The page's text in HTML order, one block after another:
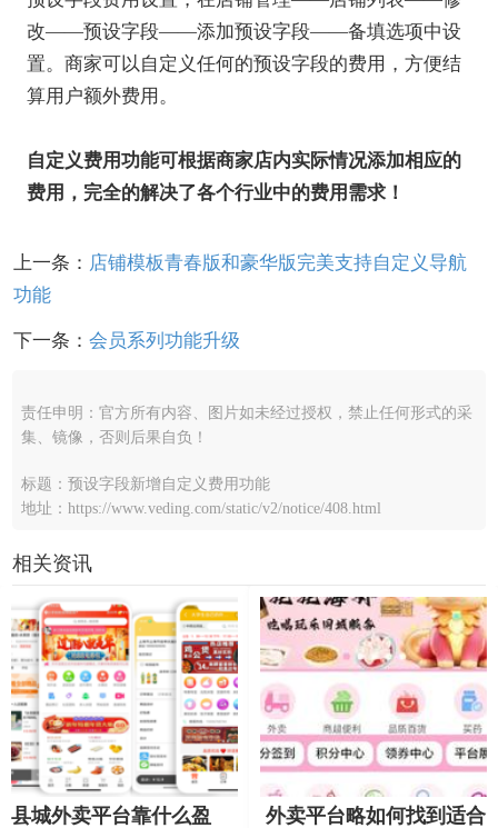
改——预设字段——添加预设字段——备填选项中设
置。商家可以自定义任何的预设字段的费用，方便结
算用户额外费用。
自定义费用功能可根据商家店内实际情况添加相应的
费用，完全的解决了各个行业中的费用需求！
上一条： 店铺模板青春版和豪华版完美支持自定义导航
功能
下一条： 会员系列功能升级
责任申明：官方所有内容、图片如未经过授权，禁止任何形式的采
集、镜像，否则后果自负！
标题：预设字段新增自定义费用功能
地址：https://www.veding.com/static/v2/notice/408.html
相关资讯
县城外卖平台靠什么盈
外卖平台略如何找到适合